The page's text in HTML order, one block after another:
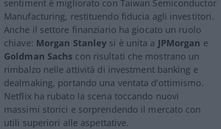
sentiment è migliorato con Taiwan Semiconductor
Manufacturing, restituendo fiducia agli investitori.
Anche il settore finanziario ha giocato un ruolo
chiave: Morgan Stanley si è unita a JPMorgan e
Goldman Sachs con risultati che mostrano un
rimbalzo nelle attività di investment banking e
dealmaking, portando una ventata d’ottimismo.
Netflix ha rubato la scena toccando nuovi
massimi storici e sorprendendo il mercato con
utili superiori alle aspettative.